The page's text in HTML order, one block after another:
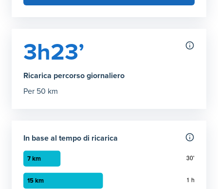
3h23’
Ricarica percorso giornaliero
Per 50 km
In base al tempo di ricarica